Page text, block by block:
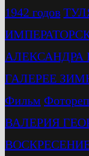
1942 годов
АЛЕКСАНДРА
ГАЛЕРЕЕ
Фильм
ВАЛЕРИЯ